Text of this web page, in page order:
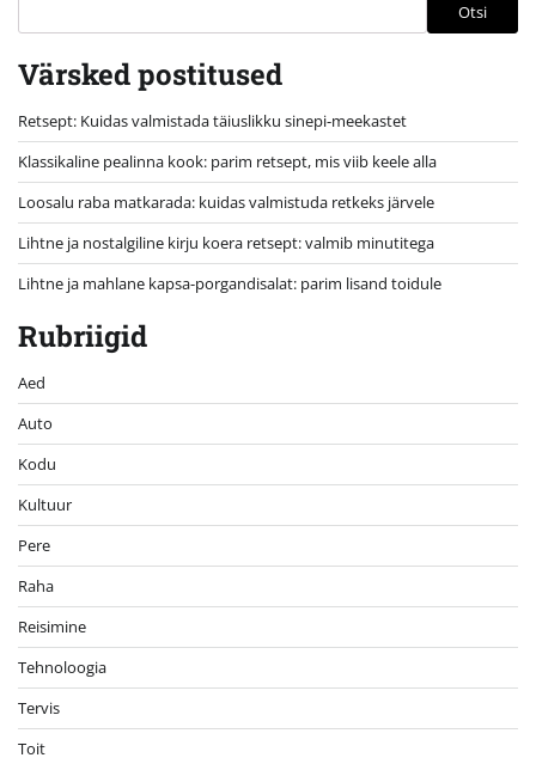
Otsi
Värsked postitused
Retsept: Kuidas valmistada täiuslikku sinepi-meekastet
Klassikaline pealinna kook: parim retsept, mis viib keele alla
Loosalu raba matkarada: kuidas valmistuda retkeks järvele
Lihtne ja nostalgiline kirju koera retsept: valmib minutitega
Lihtne ja mahlane kapsa-porgandisalat: parim lisand toidule
Rubriigid
Aed
Auto
Kodu
Kultuur
Pere
Raha
Reisimine
Tehnoloogia
Tervis
Toit